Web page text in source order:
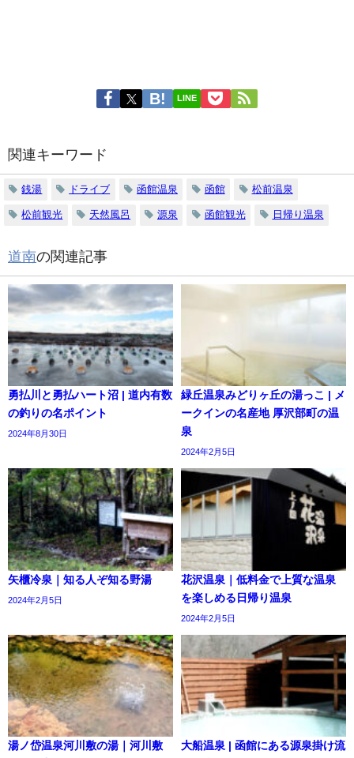
LINE
関連キーワード
銭湯 ドライブ 函館温泉 函館 松前温泉
松前観光 天然風呂 源泉 函館観光 日帰り温泉
道南の関連記事
勇払川と勇払ハート沼 | 道内有数
の釣りの名ポイント
2024年8月30日
緑丘温泉みどりヶ丘の湯っこ | メ
ークインの名産地 厚沢部町の温
泉
2024年2月5日
矢櫃冷泉｜知る人ぞ知る野湯
2024年2月5日
花沢温泉｜低料金で上質な温泉
を楽しめる日帰り温泉
2024年2月5日
湯ノ岱温泉河川敷の湯｜河川敷
大船温泉 | 函館にある源泉掛け流